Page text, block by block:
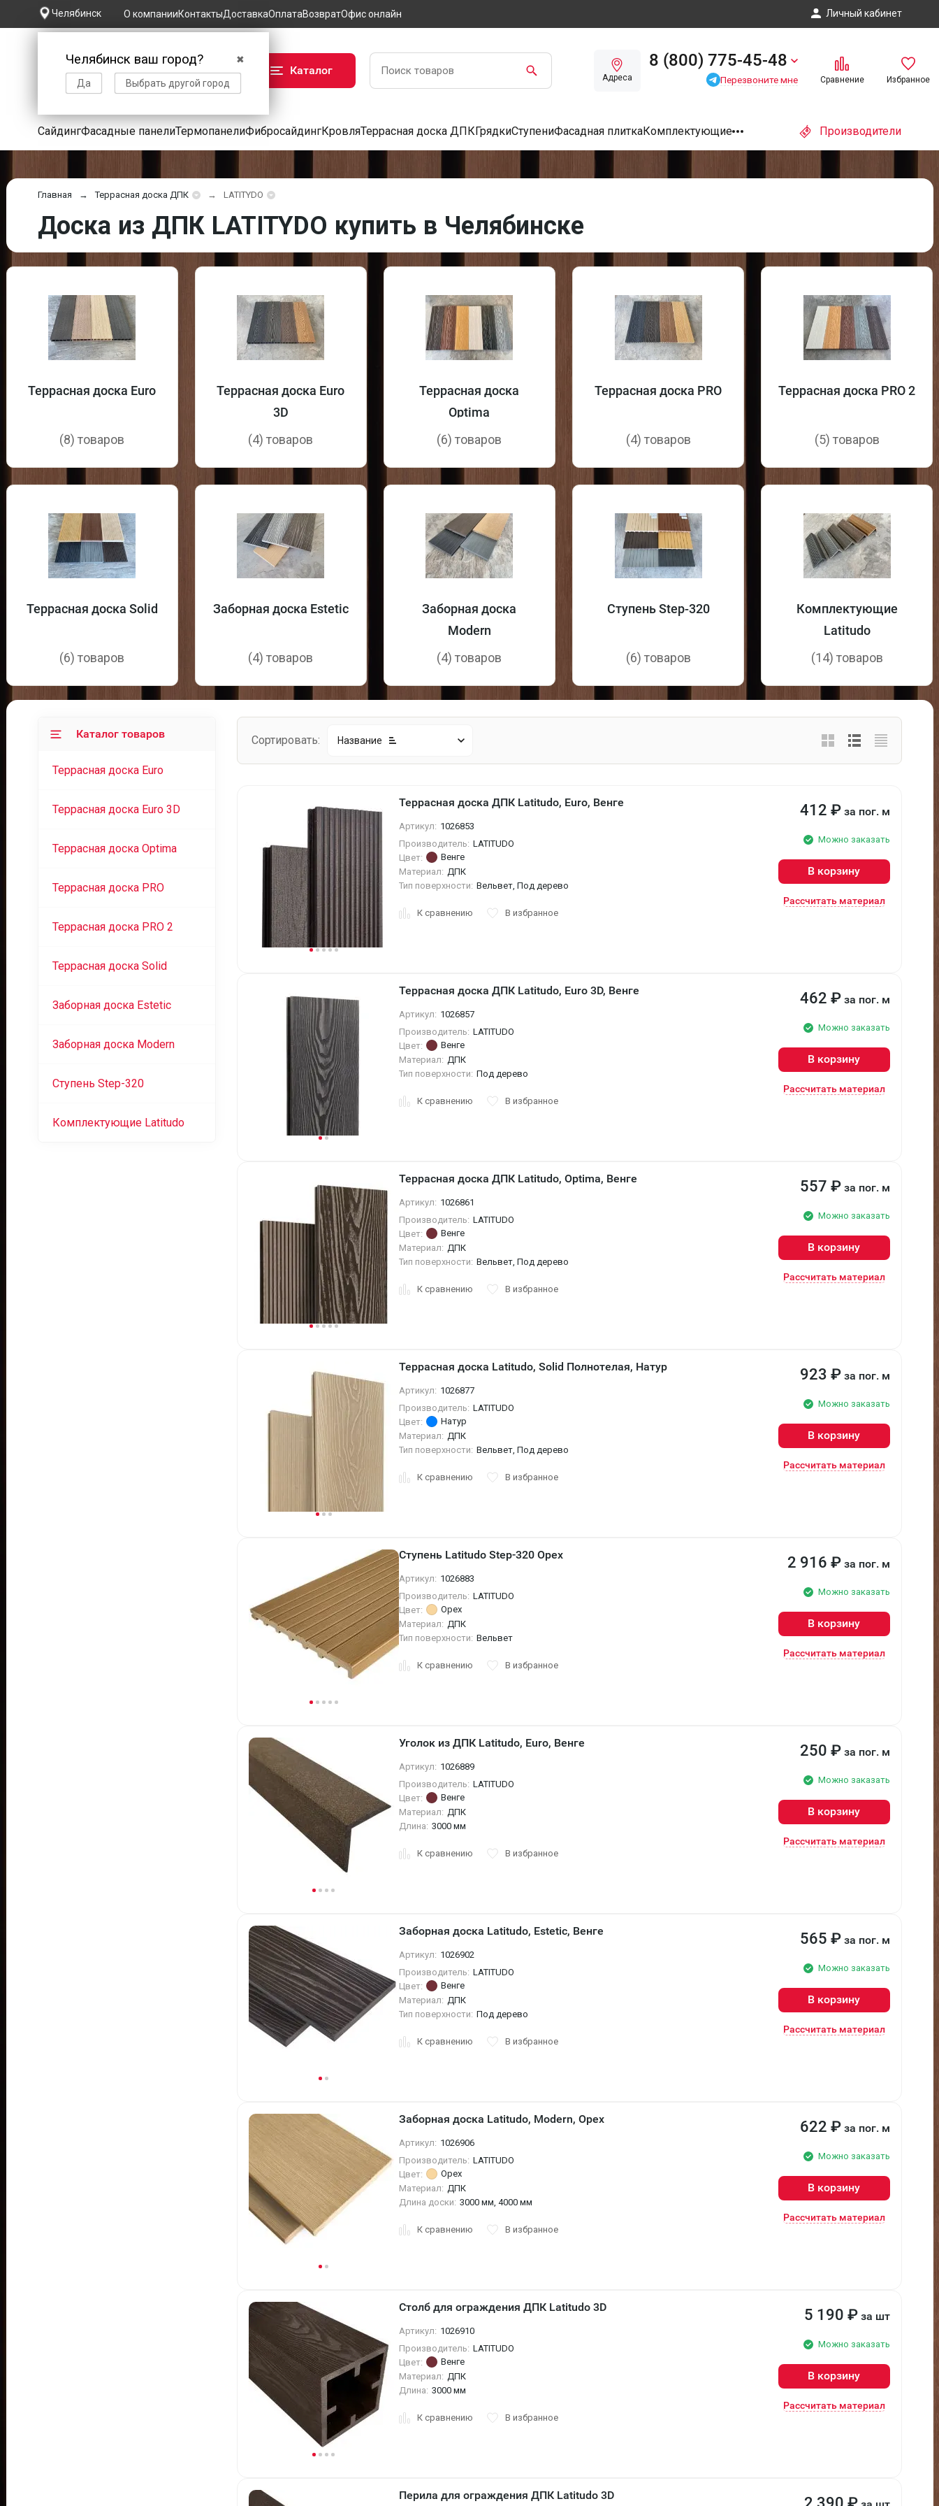
Челябинск
✖
Челябинск ваш город?
Да Выбрать другой город
О компанииКонтактыДоставкаОплатаВозвратОфис онлайн Личный кабинет
Каталог
Адреса
8 (800) 775-45-48
Перезвоните мне Сравнение Избранное
СайдингФасадные панелиТермопанелиФибросайдингКровляТеррасная доска ДПКГрядкиСтупениФасадная плиткаКомплектующие Производители
Главная Террасная доска ДПК LATITYDO
Доска из ДПК LATITYDO купить в Челябинске
Террасная доска Euro
(8) товаров
Террасная доска Euro
3D
(4) товаров
Террасная доска
Optima
(6) товаров
Террасная доска PRO
(4) товаров
Террасная доска PRO 2
(5) товаров
Террасная доска Solid
(6) товаров
Заборная доска Estetic
(4) товаров
Заборная доска
Modern
(4) товаров
Ступень Step-320
(6) товаров
Комплектующие
Latitudo
(14) товаров
Сортировать: Название
Террасная доска ДПК Latitudo, Euro, Венге
Артикул: 1026853
Производитель: LATITUDO
Цвет:
Венге
Материал: ДПК
Тип поверхности: Вельвет, Под дерево
К сравнению В избранное
412 ₽ за пог. м
Можно заказать
В корзину
Рассчитать материал
Террасная доска ДПК Latitudo, Euro 3D, Венге
Артикул: 1026857
Производитель: LATITUDO
Цвет:
Венге
Материал: ДПК
Тип поверхности: Под дерево
К сравнению В избранное
462 ₽ за пог. м
Можно заказать
В корзину
Рассчитать материал
Террасная доска ДПК Latitudo, Optima, Венге
Артикул: 1026861
Производитель: LATITUDO
Цвет:
Венге
Материал: ДПК
Тип поверхности: Вельвет, Под дерево
К сравнению В избранное
557 ₽ за пог. м
Можно заказать
В корзину
Рассчитать материал
Террасная доска Latitudo, Solid Полнотелая, Натур
Артикул: 1026877
Производитель: LATITUDO
Цвет:
Натур
Материал: ДПК
Тип поверхности: Вельвет, Под дерево
К сравнению В избранное
923 ₽ за пог. м
Можно заказать
В корзину
Рассчитать материал
Ступень Latitudo Step-320 Орех
Артикул: 1026883
Производитель: LATITUDO
Цвет:
Орех
Материал: ДПК
Тип поверхности: Вельвет
К сравнению В избранное
2 916 ₽ за пог. м
Можно заказать
В корзину
Рассчитать материал
Уголок из ДПК Latitudo, Euro, Венге
Артикул: 1026889
Производитель: LATITUDO
Цвет:
Венге
Материал: ДПК
Длина: 3000 мм
К сравнению В избранное
250 ₽ за пог. м
Можно заказать
В корзину
Рассчитать материал
Заборная доска Latitudo, Estetic, Венге
Артикул: 1026902
Производитель: LATITUDO
Цвет:
Венге
Материал: ДПК
Тип поверхности: Под дерево
К сравнению В избранное
565 ₽ за пог. м
Можно заказать
В корзину
Рассчитать материал
Заборная доска Latitudo, Modern, Орех
Артикул: 1026906
Производитель: LATITUDO
Цвет:
Орех
Материал: ДПК
Длина доски: 3000 мм, 4000 мм
К сравнению В избранное
622 ₽ за пог. м
Можно заказать
В корзину
Рассчитать материал
Столб для ограждения ДПК Latitudo 3D
Артикул: 1026910
Производитель: LATITUDO
Цвет:
Венге
Материал: ДПК
Длина: 3000 мм
К сравнению В избранное
5 190 ₽ за шт
Можно заказать
В корзину
Рассчитать материал
Перила для ограждения ДПК Latitudo 3D
Каталог товаров
Террасная доска Euro
Террасная доска Euro 3D
Террасная доска Optima
Террасная доска PRO
Террасная доска PRO 2
Террасная доска Solid
Заборная доска Estetic
Заборная доска Modern
Ступень Step-320
Комплектующие Latitudo